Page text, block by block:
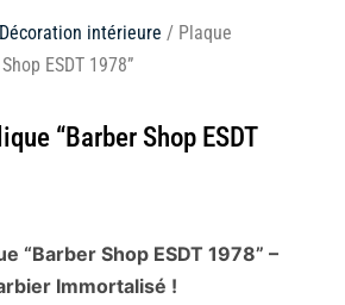
Décoration intérieure / Plaque
ESDT 1978”
“Barber Shop ESDT
“Barber Shop ESDT 1978” –
Immortalisé !